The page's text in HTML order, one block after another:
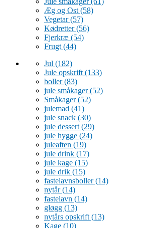
Æg og Ost (58)
Vegetar(57)
Kødretter(56)
Fjerkræ (54)
Frugt (44)
Jul (182)
Jule opskrift (133)
boller(83)
jule småkager(52)
Småkager(52)
julemad (41)
jule snack (30)
jule dessert (29)
jule hygge (24)
juleaften (19)
jule drink (17)
jule kage (15)
jule drik (15)
fastelavnsboller(14)
nytår(14)
fastelavn (14)
gløgg (13)
nytårs opskrift (13)
Kage (10)